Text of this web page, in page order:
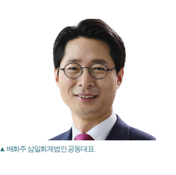
▲ 배화주 삼일회계법인 공동대표.